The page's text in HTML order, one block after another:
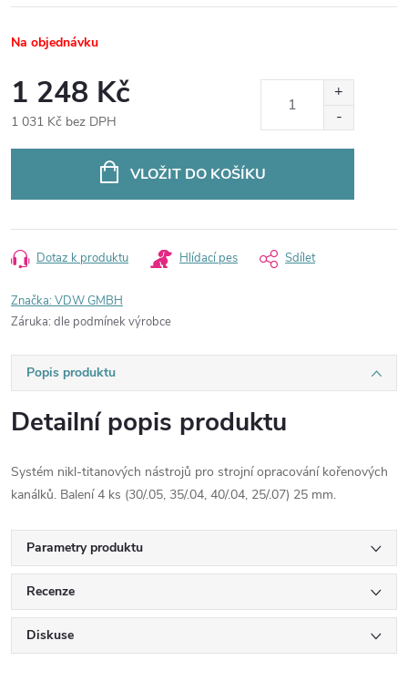
Na objednávku
1 248 Kč
1 031 Kč bez DPH
VLOŽIT DO KOŠÍKU
Dotaz k produktu Hlídací pes Sdílet
Značka:VDW GMBH
Záruka: dle podmínek výrobce
Popis produktu
Detailní popis produktu
Systém nikl-titanových nástrojů pro strojní opracování kořenových
kanálků. Balení 4 ks (30/.05, 35/.04, 40/.04, 25/.07) 25 mm.
Parametry produktu
Recenze
Diskuse